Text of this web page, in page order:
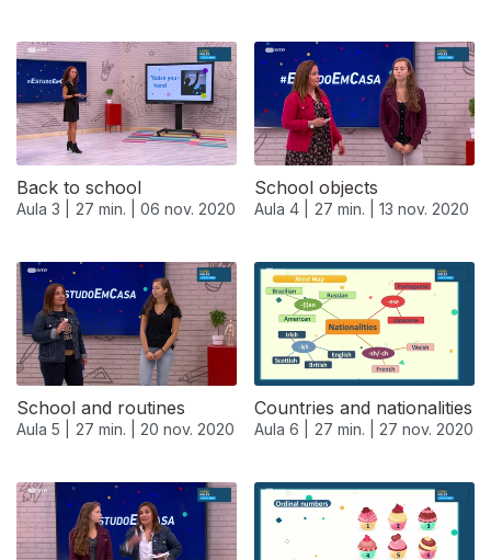
Back to school
Aula 3 | 27 min. | 06 nov. 2020
School objects
Aula 4 | 27 min. | 13 nov. 2020
School and routines
Aula 5 | 27 min. | 20 nov. 2020
Countries and nationalities
Aula 6 | 27 min. | 27 nov. 2020